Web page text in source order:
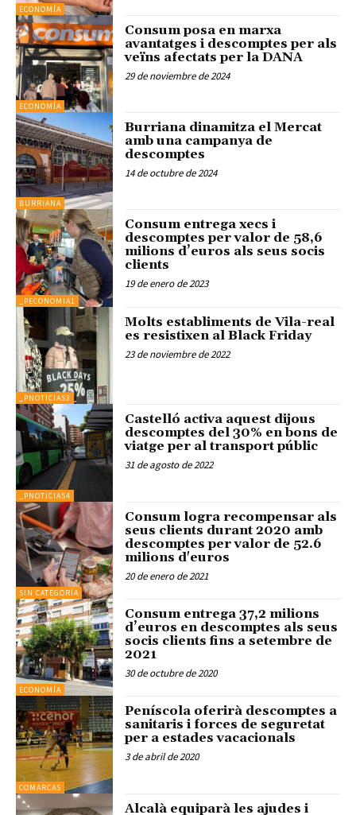
ECONOMÍA
ECONOMÍA
Consum posa en marxa
avantatges i descomptes per als
veïns afectats per la DANA
29 de noviembre de 2024
BURRIANA
Burriana dinamitza el Mercat
amb una campanya de
descomptes
14 de octubre de 2024
_PECONOMIA1
Consum entrega xecs i
descomptes per valor de 58,6
milions d’euros als seus socis
clients
19 de enero de 2023
_PNOTICIAS3
Molts establiments de Vila-real
es resistixen al Black Friday
23 de noviembre de 2022
_PNOTICIAS4
Castelló activa aquest dijous
descomptes del 30% en bons de
viatge per al transport públic
31 de agosto de 2022
SIN CATEGORÍA
Consum logra recompensar als
seus clients durant 2020 amb
descomptes per valor de 52.6
milions d'euros
20 de enero de 2021
ECONOMÍA
Consum entrega 37,2 milions
d’euros en descomptes als seus
socis clients fins a setembre de
2021
30 de octubre de 2020
COMARCAS
Peníscola oferirà descomptes a
sanitaris i forces de seguretat
per a estades vacacionals
3 de abril de 2020
Alcalà equiparà les ajudes i